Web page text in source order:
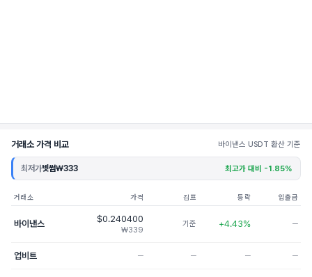
거래소 가격 비교 바이낸스 USDT 환산 기준
최저가빗썸₩333 최고가 대비 -1.85%
거래소 가격 김프 등락 입출금
바이낸스 $0.240400
₩339
기준 +4.43% ─
업비트 ─ ─ ─ ─